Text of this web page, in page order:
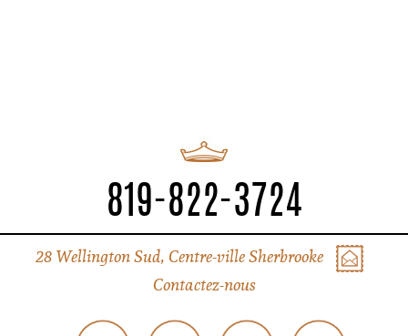
819-822-3724
28 Wellington Sud, Centre-ville Sherbrooke
Contactez-nous